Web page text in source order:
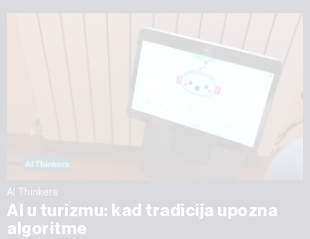
AI Thinkers
AI u turizmu: kad tradicija upozna
algoritme